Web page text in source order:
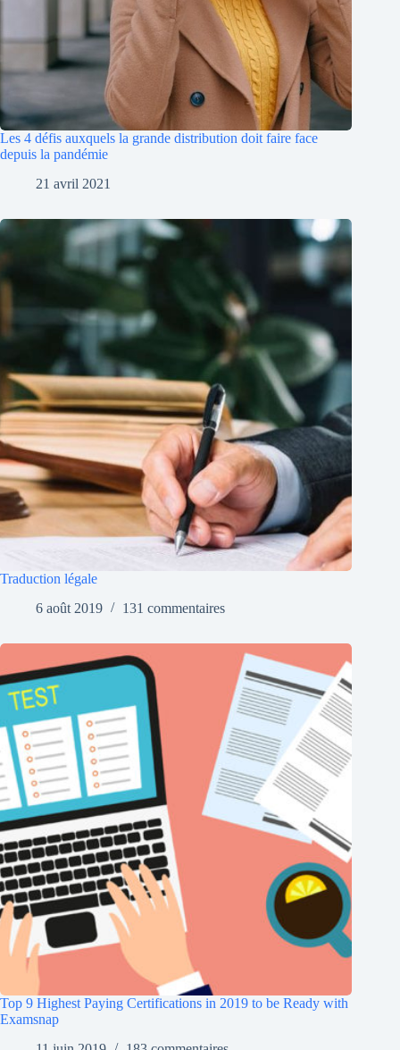
Les 4 défis auxquels la grande distribution doit faire face
depuis la pandémie
21 avril 2021
Traduction légale
6 août 2019
131 commentaires
Top 9 Highest Paying Certifications in 2019 to be Ready with
Examsnap